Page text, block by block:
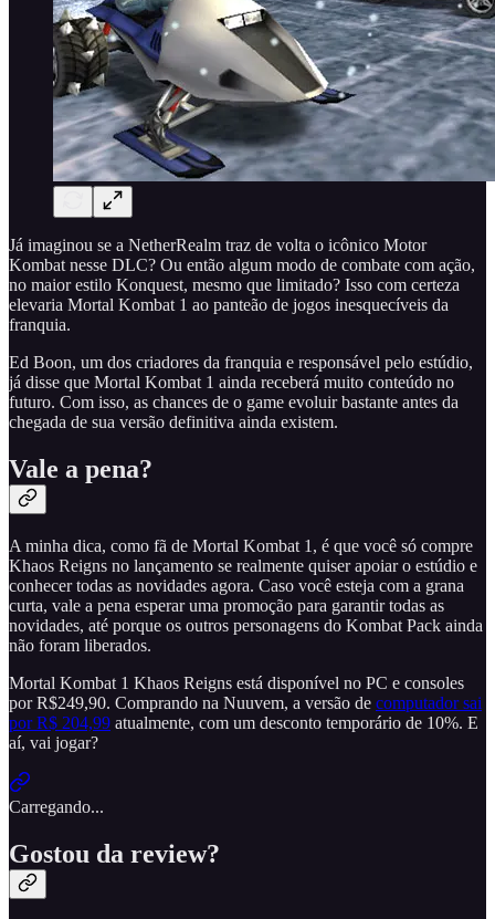
Já imaginou se a NetherRealm traz de volta o icônico Motor
Kombat nesse DLC? Ou então algum modo de combate com ação,
no maior estilo Konquest, mesmo que limitado? Isso com certeza
elevaria Mortal Kombat 1 ao panteão de jogos inesquecíveis da
franquia.
Ed Boon, um dos criadores da franquia e responsável pelo estúdio,
já disse que Mortal Kombat 1 ainda receberá muito conteúdo no
futuro. Com isso, as chances de o game evoluir bastante antes da
chegada de sua versão definitiva ainda existem.
Vale a pena?
A minha dica, como fã de Mortal Kombat 1, é que você só compre
Khaos Reigns no lançamento se realmente quiser apoiar o estúdio e
conhecer todas as novidades agora. Caso você esteja com a grana
curta, vale a pena esperar uma promoção para garantir todas as
novidades, até porque os outros personagens do Kombat Pack ainda
não foram liberados.
Mortal Kombat 1 Khaos Reigns está disponível no PC e consoles
por R$249,90. Comprando na Nuuvem, a versão de computador sai
por R$ 204,99 atualmente, com um desconto temporário de 10%. E
aí, vai jogar?
Carregando...
Gostou da review?